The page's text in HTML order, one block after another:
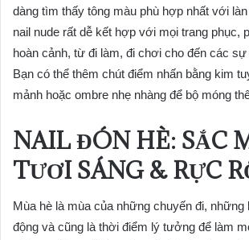
dàng tìm thấy tông màu phù hợp nhất với
nail nude rất dễ kết hợp với mọi trang phục,
hoàn cảnh, từ đi làm, đi chơi cho đến các sự
Bạn có thể thêm chút điểm nhấn bằng kim
mảnh hoặc ombre nhẹ nhàng để bộ móng
NAIL ĐÓN HÈ: SẮC
TƯƠI SÁNG & RỰC
Mùa hè là mùa của những chuyến đi, những
động và cũng là thời điểm lý tưởng để làm